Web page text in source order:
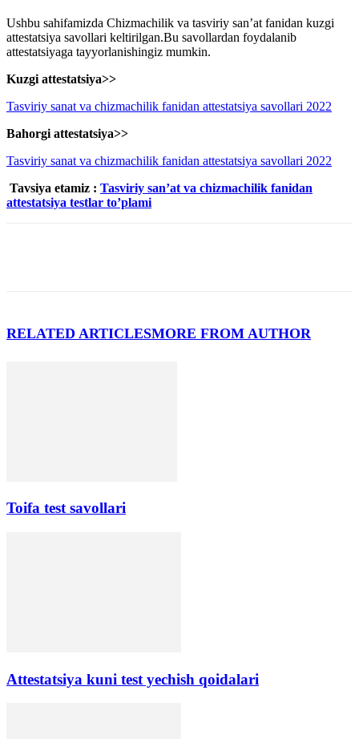
Ushbu sahifamizda Chizmachilik va tasviriy san’at fanidan kuzgi
attestatsiya savollari keltirilgan.Bu savollardan foydalanib
attestatsiyaga tayyorlanishingiz mumkin.
Kuzgi attestatsiya>>
Tasviriy sanat va chizmachilik fanidan attestatsiya savollari 2022
Bahorgi attestatsiya>>
Tasviriy sanat va chizmachilik fanidan attestatsiya savollari 2022
Tavsiya etamiz : Tasviriy san’at va chizmachilik fanidan
attestatsiya testlar to’plami
RELATED ARTICLESMORE FROM AUTHOR
Toifa test savollari
Аttestatsiya kuni test yechish qoidalari